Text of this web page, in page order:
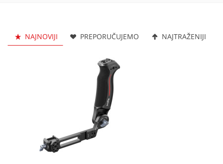
NAJNOVIJI PREPORUČUJEMO NAJTRAŽENIJI